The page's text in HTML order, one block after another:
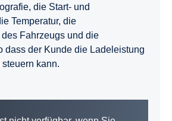
die Start- und
Temperatur, die
Fahrzeugs und die
dass der Kunde die Ladeleistung
kann.